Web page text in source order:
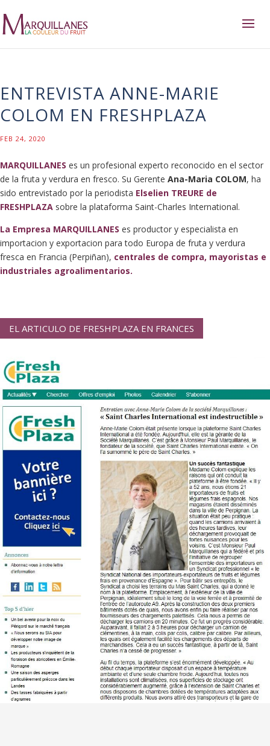
ENTREVISTA ANNE-MARIE
COLOM EN FRESHPLAZA
FEB 24, 2020
MARQUILLANES es un profesional experto reconocido en el sector
de la fruta y verdura en fresco. Su Gerente Ana-Maria COLOM, ha
sido entrevistado por la periodista Elselien TREURE de
FRESHPLAZA sobre la plataforma Saint-Charles International.
La Empresa MARQUILLANES es productor y especialista en
importacion y exportacion para todo Europa de fruta y verdura
fresca en Francia (Perpiñan), centrales de compra, mayoristas e
industriales agroalimentarios.
EL ARTICULO DE FRESHPLAZA EN FRANCES